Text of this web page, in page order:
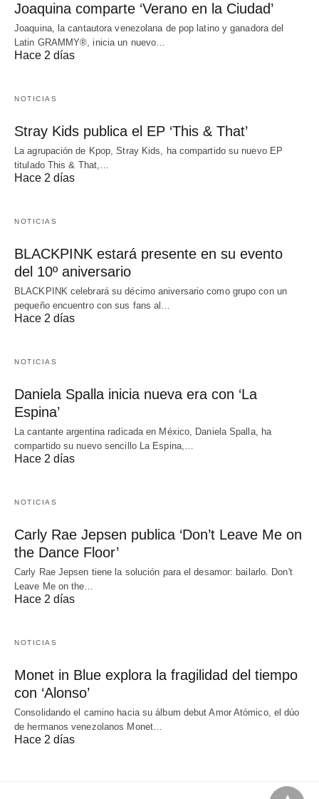
Joaquina comparte ‘Verano en la Ciudad’
Joaquina, la cantautora venezolana de pop latino y ganadora del
Latin GRAMMY®, inicia un nuevo…
Hace 2 días
NOTICIAS
Stray Kids publica el EP ‘This & That’
La agrupación de Kpop, Stray Kids, ha compartido su nuevo EP
titulado This & That,…
Hace 2 días
NOTICIAS
BLACKPINK estará presente en su evento
del 10º aniversario
BLACKPINK celebrará su décimo aniversario como grupo con un
pequeño encuentro con sus fans al…
Hace 2 días
NOTICIAS
Daniela Spalla inicia nueva era con ‘La
Espina’
La cantante argentina radicada en México, Daniela Spalla, ha
compartido su nuevo sencillo La Espina,…
Hace 2 días
NOTICIAS
Carly Rae Jepsen publica ‘Don’t Leave Me on
the Dance Floor’
Carly Rae Jepsen tiene la solución para el desamor: bailarlo. Don't
Leave Me on the…
Hace 2 días
NOTICIAS
Monet in Blue explora la fragilidad del tiempo
con ‘Alonso’
Consolidando el camino hacia su álbum debut Amor Atómico, el dúo
de hermanos venezolanos Monet…
Hace 2 días